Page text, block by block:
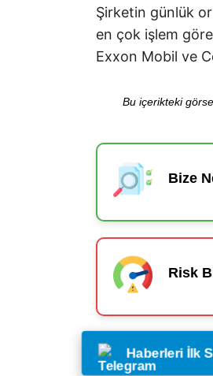
Şirketin günlük
en çok işlem
Exxon Mobil ve
Bu içerikteki
Bize
Risk
Haberleri İlk